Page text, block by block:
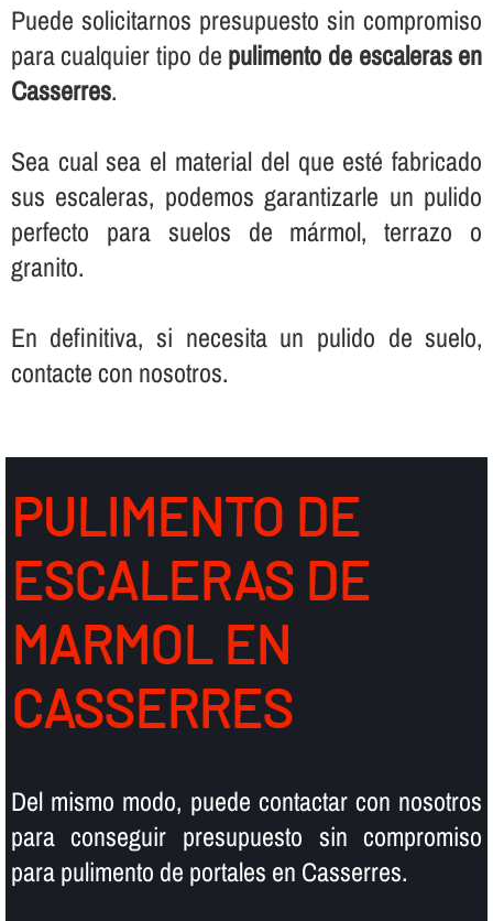
Puede solicitarnos presupuesto sin compromiso
para cualquier tipo de pulimento de escaleras en
Casserres.
Sea cual sea el material del que esté fabricado
sus escaleras, podemos garantizarle un pulido
perfecto para suelos de mármol, terrazo o
granito.
En definitiva, si necesita un pulido de suelo,
contacte con nosotros.
PULIMENTO DE
ESCALERAS DE
MARMOL EN
CASSERRES
Del mismo modo, puede contactar con nosotros
para conseguir presupuesto sin compromiso
para pulimento de portales en Casserres.